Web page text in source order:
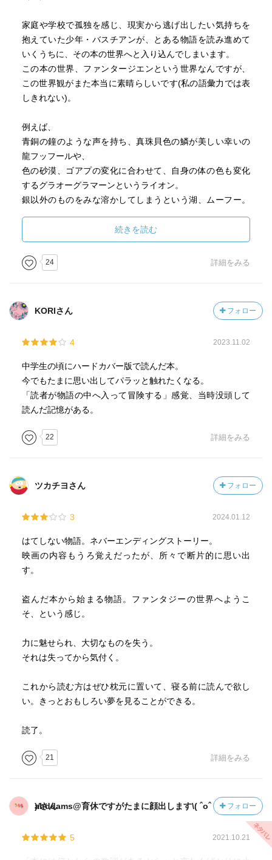
ている場合じゃない…と思いつつ、どうしても気になる。
そうして図書館から取り寄せた。読み終わった今から考え
ると、ファンタージエンから呼ばれた…ということにして
おこう。
む前から感動。子どもたちも読むかもしれないし、そのう
ち買いだな、と思っている。
り組んだ「読書感想画コンクール」のことも思い出したり
みたら「『モモ』だったよ」とのこと。『はてしない物
ねとか、児童文学の話にも花が咲きまくって、めちゃくち
いけど、見てしまうと自分の中の世界観が崩れそうなの
家庭や学校で孤独を感じ、現実から逃げ出したい気持ちを
抱えていた少年・バスチアンが、とある物語を読み進めて
いくうちに、その本の世界へと入り込んでしまいます。
この本の世界、ファンタージエンという世界なんですが、
この世界観がまた本当に素晴らしいです(私の語彙力では表
しきれない)。
例えば、
青銅の鐘のような声を持ち、真珠貝色の鱗が美しい幸いの
龍フッフールや、
色の砂漠、ゴアプの変化に合わせて、自身の体の色も変化
するグラオーグラマーンというライオン。
銀以外のものをみな溶かしてしまうという湖、ムーフー。
ど、全てが銀から作られている様は、訪れる人をうっとり
させる…。
このように本書には、想像すらしたこともないような生き
登場します。
「読んでいる本のなかへ入ってしまう物語」
なのですが、
私自身も、バスチアンと共に壮大なファンタジーの世界に
入り込んでしまったかのような感覚に陥り、次はどんな冒
険が待っているのかとワクワクさせられました。
いくつになっても、こんなにワクワク感を与えてくれる物
語に出会えるということが、とても幸せだなぁと思いま
本を読むって、最高の娯楽ですよね。
もっともっと本が読みたい！と思わせてくれました。
続きを読む
24 詳細をみる
KORIさん フォロー
4 2023.11.02
中学生の頃にハードカバー版で読んだ本。
今でもたまに思い出してパラッと触れたくなる。
「読者が物語の中へ入って冒険する」感覚、当時没頭して
読んだ記憶がある。
22 詳細をみる
ツカチヨさん フォロー
3 2024.01.12
はてしない物語。ネバーエンディングストーリー。
映画の内容もうろ覚えだったが、所々で断片的に思い出
す。
盗んだ本から始まる物語。ファンタジーの世界へようこ
そ、という感じ。
力に魅せられ、大切なものを失う。
それは失ってから気付く。
これから読む方はぜひ枕元に置いて、寝る前に読んで欲し
い。きっとおもしろい夢を見ることができる。
読了。
21 詳細をみる
ahddams@育休ですがたまに顔出します\( ˆoˆ )/さん フォロー
5 2021.10.21